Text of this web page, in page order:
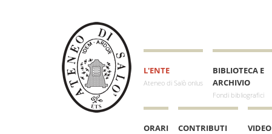
L'ENTE
Ateneo di Salò onlus
BIBLIOTECA E
ARCHIVIO
Fondi bibliografici
ORARI
CONTRIBUTI
VIDEO